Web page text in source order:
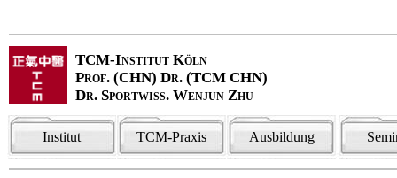
TCM-Institut Köln
Prof. (CHN) Dr. (TCM CHN)
Dr. Sportwiss. Wenjun Zhu
Institut TCM-Praxis Ausbildung